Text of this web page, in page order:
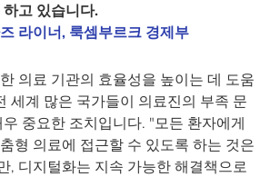
고 있습니다.
라이너, 룩셈부르크 경제부
의료 기관의 효율성을 높이는 데 도움
세계 많은 국가들이 의료진의 부족 문
중요한 조치입니다. "모든 환자에게
형 의료에 접근할 수 있도록 하는 것은
, 디지털화는 지속 가능한 해결책으로